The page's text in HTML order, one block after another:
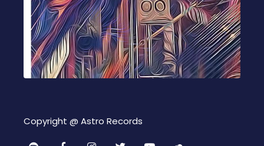
Copyright @Astro Records